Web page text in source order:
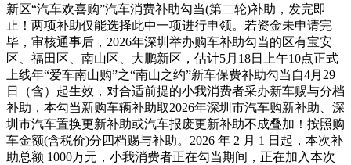
新区“汽车欢喜购”汽车消费补助勾当(第二轮)补助，发完即
止！两项补助仅能选择此中一项进行申领。若资金未申请完
毕，审核通事后，2026年深圳举办购车补助勾当的区有宝安
区、福田区、南山区、大鹏新区，估计5月18日上午10点正式
上线年“爱车南山购”之“南山之约”新车保费补助勾当自4月29
日（含）起生效，对合适前提的小我消费者采办新车赐与分档
补助，本勾当新购车辆补助取2026年深圳市汽车购新补助、深
圳市汽车置换更新补助或汽车报废更新补助不成叠加！按照购
车金额(含税价)分四档赐与补助。2026 年 2 月 1 日起，本次补
助总额 1000万元，小我消费者正在勾当期间，正在加入本次